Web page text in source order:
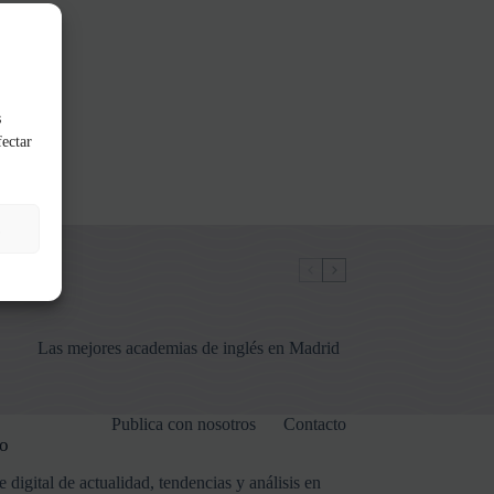
Las mejores academias de inglés en Madrid
Publica con nosotros Contacto
digital de actualidad, tendencias y análisis en